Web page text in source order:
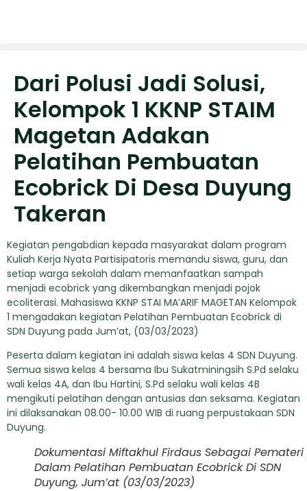
Dari Polusi Jadi Solusi,
Kelompok 1 KKNP STAIM
Magetan Adakan
Pelatihan Pembuatan
Ecobrick Di Desa Duyung
Takeran
Kegiatan pengabdian kepada masyarakat dalam program
Kuliah Kerja Nyata Partisipatoris memandu siswa, guru, dan
setiap warga sekolah dalam memanfaatkan sampah
menjadi ecobrick yang dikembangkan menjadi pojok
ecoliterasi. Mahasiswa KKNP STAI MA’ARIF MAGETAN Kelompok
1 mengadakan kegiatan Pelatihan Pembuatan Ecobrick di
SDN Duyung pada Jum’at, (03/03/2023)
Peserta dalam kegiatan ini adalah siswa kelas 4 SDN Duyung.
Semua siswa kelas 4 bersama Ibu Sukatminingsih S.Pd selaku
wali kelas 4A, dan Ibu Hartini, S.Pd selaku wali kelas 4B
mengikuti pelatihan dengan antusias dan seksama. Kegiatan
ini dilaksanakan 08.00- 10.00 WIB di ruang perpustakaan SDN
Duyung.
Dokumentasi Miftakhul Firdaus Sebagai Pemateri
Dalam Pelatihan Pembuatan Ecobrick Di SDN
Duyung, Jum’at (03/03/2023)